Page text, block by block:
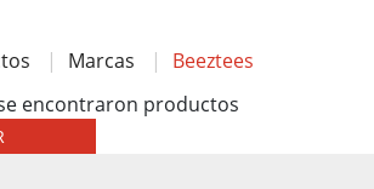
Marcas
Beeztees
encontraron productos